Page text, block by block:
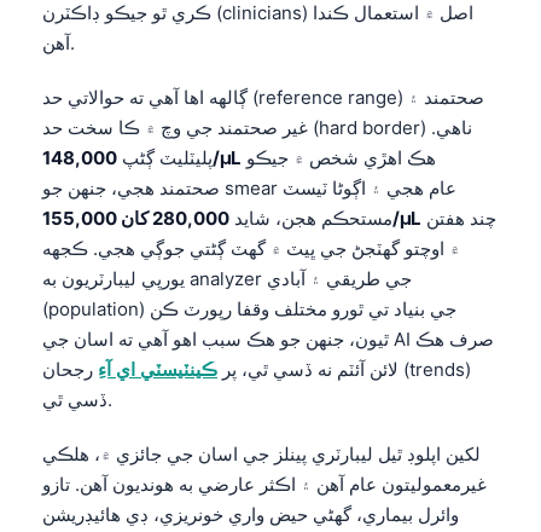
ڪري ٿو جيڪو ڊاڪٽرن (clinicians) اصل ۾ استعمال ڪندا
آهن.
ڳالهه اها آهي ته حوالاتي حد (reference range) صحتمند ۽
غير صحتمند جي وچ ۾ ڪا سخت حد (hard border) ناهي.
پليٽليٽ ڳڻپ148,000/µL
صحتمند هجي، جنهن جو smear عام هجي ۽ اڳوڻا ٽيسٽ
مستحڪم هجن، شايد280,000 کان 155,000/µL
۾ اوچتو گهٽجڻ جي ڀيٽ ۾ گهٽ ڳڻتي جوڳي هجي. ڪجهه
يورپي ليبارٽريون به analyzer جي طريقي ۽ آبادي
(population) جي بنياد تي ٿورو مختلف وقفا رپورٽ ڪن
ٿيون، جنهن جو هڪ سبب اهو آهي ته اسان جي AI صرف هڪ
لائن آئٽم نه ڏسي ٿي، پر ڪينٽيسٽي اي آءِ رجحان (trends)
ڏسي ٿي.
لکين اپلوڊ ٿيل ليبارٽري پينلز جي اسان جي جائزي ۾، هلڪي
غيرمعموليتون عام آهن ۽ اڪثر عارضي به هونديون آهن. تازو
وائرل بيماري، گهڻي حيض واري خونريزي، ڊي هائيڊريشن